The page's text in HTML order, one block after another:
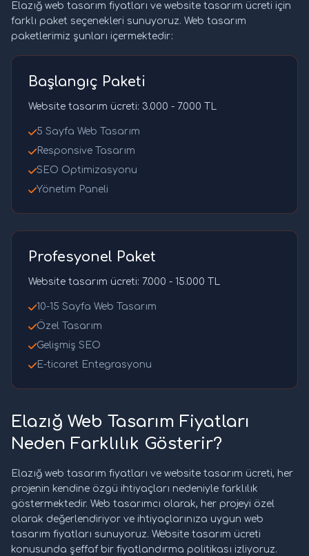
Elazığ web tasarım fiyatları ve website tasarım ücreti için
farklı paket seçenekleri sunuyoruz. Web tasarım
paketlerimiz şunları içermektedir:
Başlangıç Paketi
Website tasarım ücreti: 3.000 - 7.000 TL
5 Sayfa Web Tasarım
Responsive Tasarım
SEO Optimizasyonu
Yönetim Paneli
Profesyonel Paket
Website tasarım ücreti: 7.000 - 15.000 TL
10-15 Sayfa Web Tasarım
Özel Tasarım
Gelişmiş SEO
E-ticaret Entegrasyonu
Elazığ Web Tasarım Fiyatları
Neden Farklılık Gösterir?
Elazığ web tasarım fiyatları ve website tasarım ücreti, her
projenin kendine özgü ihtiyaçları nedeniyle farklılık
göstermektedir. Web tasarımcı olarak, her projeyi özel
olarak değerlendiriyor ve ihtiyaçlarınıza uygun web
tasarım fiyatları sunuyoruz. Website tasarım ücreti
konusunda şeffaf bir fiyatlandırma politikası izliyoruz.